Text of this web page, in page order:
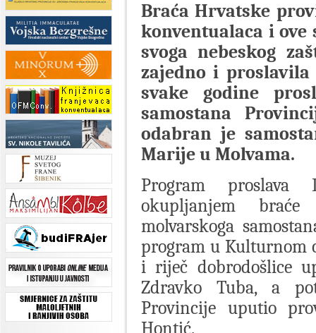
Braća Hrvatske
konventualaca i ove
svoga nebeskog
zajedno i proslavila
svake godine
samostana
odabran je
Marije u Molvama.
Program proslava
okupljanjem
molvarskoga
program u Kulturnom
i riječ dobrodošlice
Zdravko Tuba, a
Provincije uputio
Hontić.